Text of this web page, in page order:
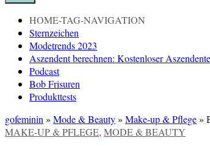
HOME-TAG-NAVIGATION
Sternzeichen
Modetrends 2023
Aszendent berechnen: Kostenloser
Podcast
Bob Frisuren
Produkttests
gofeminin » Mode & Beauty» Make-up & Pflege»
VERÖFFENTLICHT
MAKE-UP & PFLEGE, MODE & BEAUTY